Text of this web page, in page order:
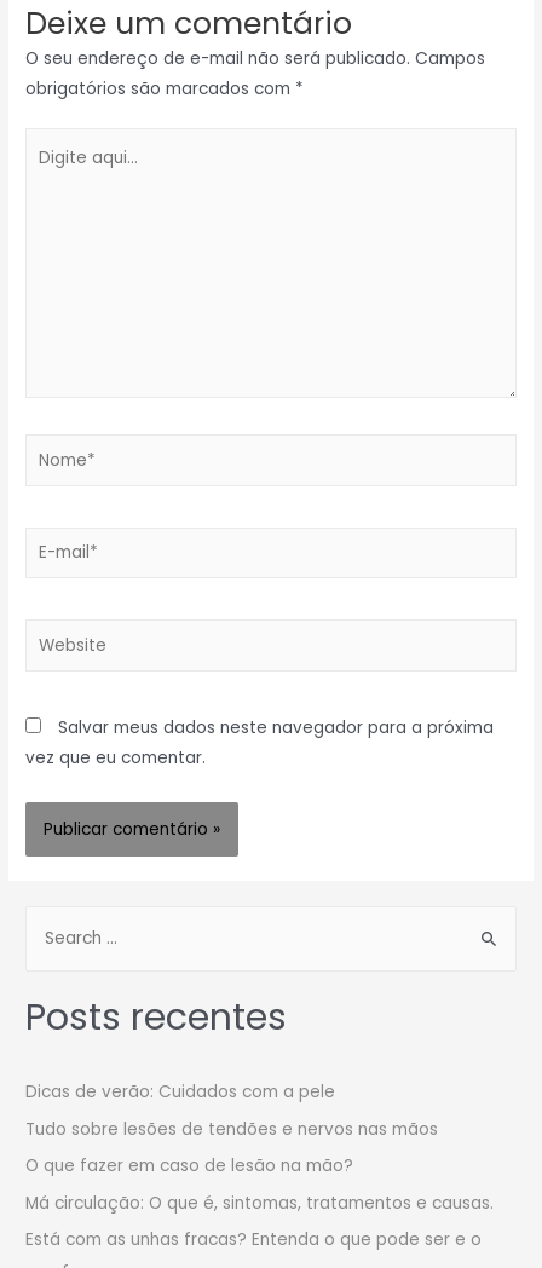
Deixe um comentário
O seu endereço de e-mail não será publicado. Campos
obrigatórios são marcados com *
Salvar meus dados neste navegador para a próxima
vez que eu comentar.
Posts recentes
Dicas de verão: Cuidados com a pele
Tudo sobre lesões de tendões e nervos nas mãos
O que fazer em caso de lesão na mão?
Má circulação: O que é, sintomas, tratamentos e causas.
Está com as unhas fracas? Entenda o que pode ser e o